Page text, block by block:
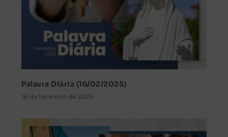
Palavra Diária (16/02/2025)
16 de fevereiro de 2025